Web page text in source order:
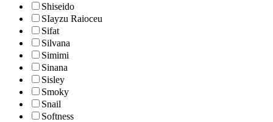
Shiseido
SIayzu Raioceu
Sifat
Silvana
Simimi
Sinana
Sisley
Smoky
Snail
Softness